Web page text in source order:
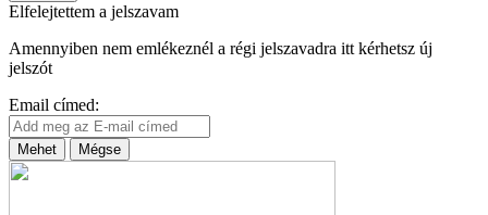
Elfelejtettem a jelszavam
Amennyiben nem emlékeznél a régi jelszavadra itt kérhetsz új
jelszót
Email címed:
Mehet Mégse